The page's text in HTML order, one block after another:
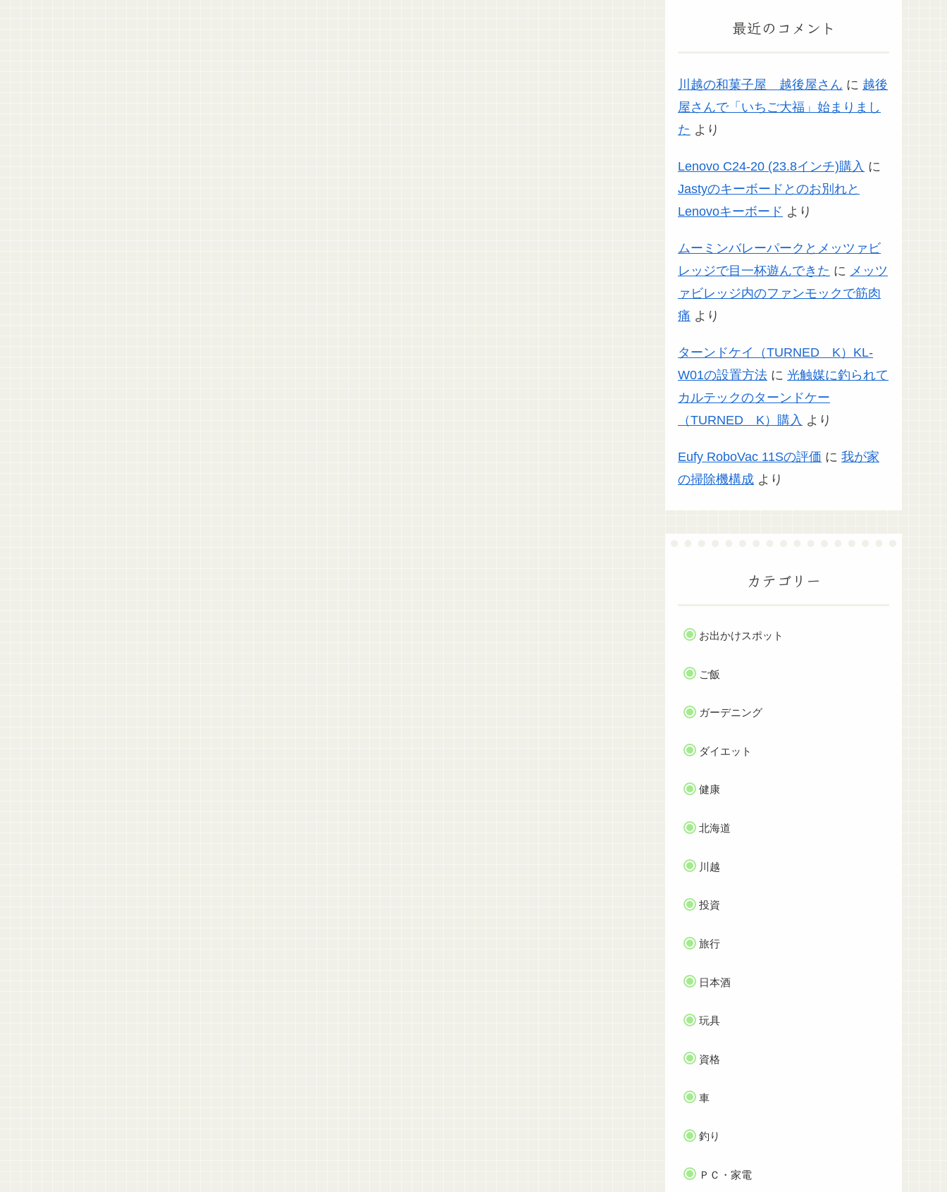
最近のコメント
川越の和菓子屋 越後屋さん に 越後
屋さんで「いちご大福」始まりまし
た より
Lenovo C24-20 (23.8インチ)購入 に
Jastyのキーボードとのお別れと
Lenovoキーボード より
ムーミンバレーパークとメッツァビ
レッジで目一杯遊んできた に メッツ
ァビレッジ内のファンモックで筋肉
痛 より
ターンドケイ（TURNED K）KL-
W01の設置方法 に 光触媒に釣られて
カルテックのターンドケー
（TURNED K）購入 より
Eufy RoboVac 11Sの評価 に 我が家
の掃除機構成 より
カテゴリー
お出かけスポット
ご飯
ガーデニング
ダイエット
健康
北海道
川越
投資
旅行
日本酒
玩具
資格
車
釣り
ＰＣ・家電